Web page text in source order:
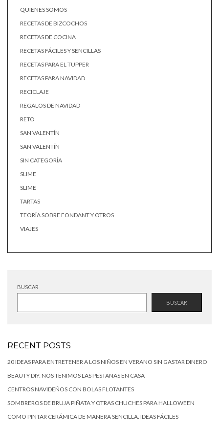
QUIENES SOMOS
RECETAS DE BIZCOCHOS
RECETAS DE COCINA
RECETAS FÁCILES Y SENCILLAS
RECETAS PARA EL TUPPER
RECETAS PARA NAVIDAD
RECICLAJE
REGALOS DE NAVIDAD
RETO
SAN VALENTÍN
SAN VALENTÍN
SIN CATEGORÍA
SLIME
SLIME
TARTAS
TEORÍA SOBRE FONDANT Y OTROS
VIAJES
BUSCAR
BUSCAR
RECENT POSTS
20 IDEAS PARA ENTRETENER A LOS NIÑOS EN VERANO SIN GASTAR DINERO
BEAUTY DIY: NOS TEÑIMOS LAS PESTAÑAS EN CASA
CENTROS NAVIDEÑOS CON BOLAS FLOTANTES
SOMBREROS DE BRUJA PIÑATA Y OTRAS CHUCHES PARA HALLOWEEN
COMO PINTAR CERÁMICA DE MANERA SENCILLA. IDEAS FÁCILES